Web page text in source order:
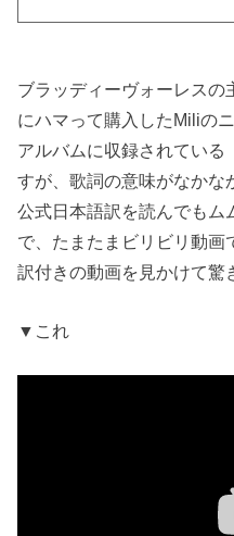
ブラッディーヴォーレスの
にハマって購入したMiliの
アルバムに収録されてい
すが、歌詞の意味がなかな
公式日本語訳を読んでもム
で、たまたまビリビリ動画
訳付きの動画を見かけて驚
▼これ